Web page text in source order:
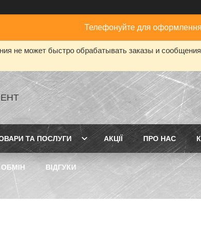
Телефонуйте для
не может быстро обрабатывать заказы и
ТА ПОСЛУГИ АКЦІЇ ПРО НАС
ВІДГУКИ